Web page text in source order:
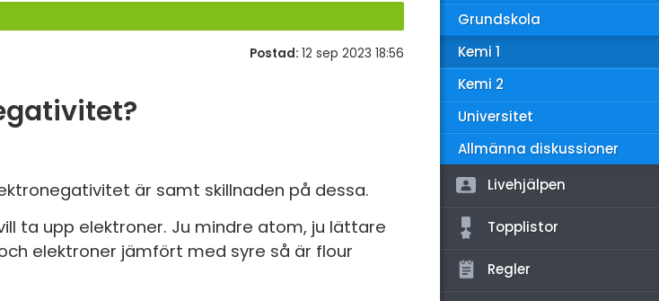
Postad: 12 sep 2023 18:56
är samt skillnaden på dessa.
ta upp elektroner. Ju mindre atom, ju lättare
elektroner jämfört med syre så är flour
Grundskola
Kemi 1
Kemi 2
Universitet
Allmänna diskussioner
Livehjälpen
Topplistor
Regler
Biologi
Teknik & Bygg
Engelska
Samhällsorientering